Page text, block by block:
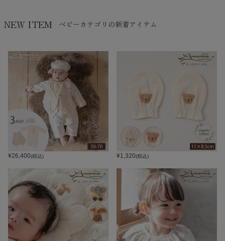
NEW ITEM ベビーカテゴリの新着アイテム
¥26,400(税込) ¥1,320(税込)